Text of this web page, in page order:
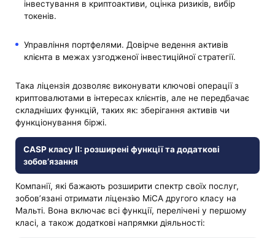
інвестування в криптоактиви, оцінка ризиків, вибір
токенів.
Управління портфелями. Довірче ведення активів
клієнта в межах узгодженої інвестиційної стратегії.
Така ліцензія дозволяє виконувати ключові операції з
криптовалютами в інтересах клієнтів, але не передбачає
складніших функцій, таких як: зберігання активів чи
функціонування біржі.
CASP класу II: розширені функції та додаткові
зобов’язання
Компанії, які бажають розширити спектр своїх послуг,
зобов’язані отримати ліцензію MiCA другого класу на
Мальті. Вона включає всі функції, перелічені у першому
класі, а також додаткові напрямки діяльності: